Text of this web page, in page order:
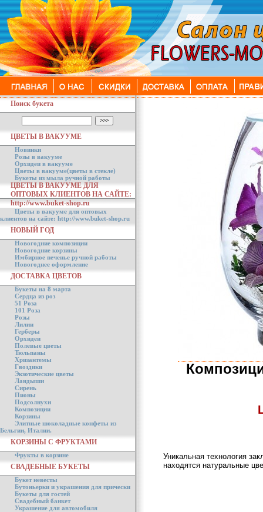
Поиск букета
ЦВЕТЫ В ВАКУУМЕ
Новинки
Розы в вакууме
Орхидеи в вакууме
Цветы в вакууме(цветы в стекле)
Букеты из мыла ручной работы
ЦВЕТЫ В ВАКУУМЕ ДЛЯ
ОПТОВЫХ КЛИЕНТОВ НА САЙТЕ:
http://www.buket-shop.ru
Цветы в вакууме для оптовых
клиентов на сайте: http://www.buket-shop.ru
НОВЫЙ ГОД
Новогодние композиции
Новогодние корзины
Имбирное печенье ручной работы
Новогоднее оформление
ДОСТАВКА ЦВЕТОВ
Букеты на 8 марта
Сердца из роз
51 Роза
101 Роза
Розы
Лилии
Герберы
Орхидеи
Полевые цветы
Тюльпаны
Хризантемы
Гвоздики
Экзотические цветы
Ландыши
Сирень
Пионы
Подсолнухи
Композиции
Корзины
Элитные шоколадные конфеты из
Бельгии, Италии.
КОРЗИНЫ С ФРУКТАМИ
Фрукты в корзине
СВАДЕБНЫЕ БУКЕТЫ
Букет невесты
Бутоньерки и украшения для прически
Букеты для гостей
Свадебный банкет
Украшение для автомобиля
Уникальная технология
находятся натуральные